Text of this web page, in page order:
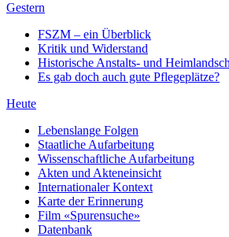
Gestern
FSZM – ein Überblick
Kritik und Widerstand
Historische Anstalts- und
Es gab doch auch gute Pflegeplätze?
Heute
Lebenslange Folgen
Staatliche Aufarbeitung
Wissenschaftliche Aufarbeitung
Akten und Akteneinsicht
Internationaler Kontext
Karte der Erinnerung
Film «Spurensuche»
Datenbank